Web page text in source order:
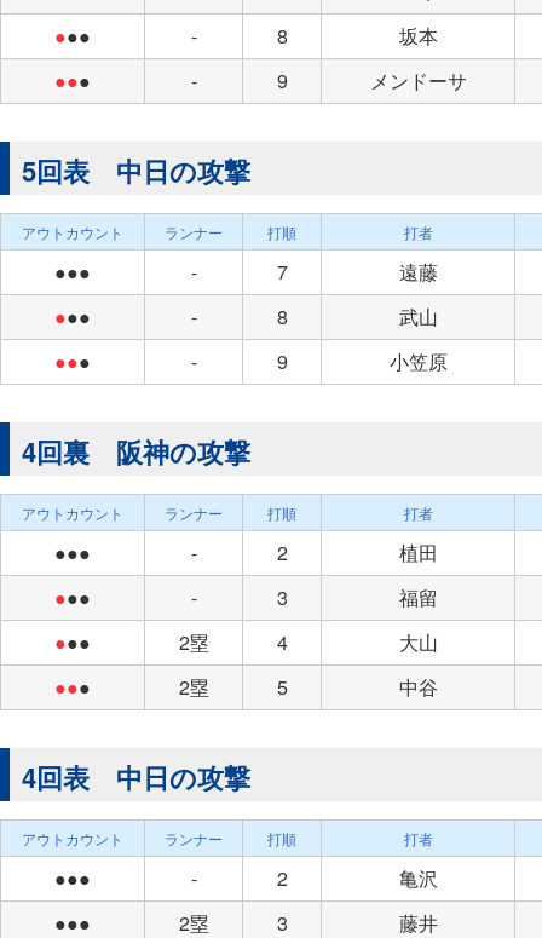
●●● - 8
坂本
●●● - 9 メンドーサ
5回表 中日の攻撃
アウトカウント ランナー 打順 打者
●●● - 7
遠藤
●●● - 8
武山
●●● - 9 小笠原
4回裏 阪神の攻撃
アウトカウント ランナー 打順 打者
●●● - 2
植田
●●● - 3
福留
●●● 2塁 4
大山
●●● 2塁 5 中谷
4回表 中日の攻撃
アウトカウント ランナー 打順 打者
●●● - 2
亀沢
●●●
2塁 3
藤井